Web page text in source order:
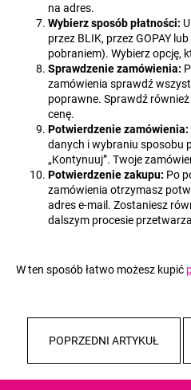
na adres.
Wybierz sposób płatności:
przez BLIK, przez GOPAY
pobraniem). Wybierz opcję,
Sprawdzenie zamówienia:
zamówienia sprawdź
poprawne. Sprawdź
cenę.
Potwierdzenie zamówienia:
danych i wybraniu sposobu
„Kontynuuj”. Twoje
Potwierdzenie zakupu: Po
zamówienia otrzymasz
adres e-mail. Zostaniesz
dalszym procesie
W ten sposób łatwo możesz kupić
POPRZEDNI ARTYKUŁ